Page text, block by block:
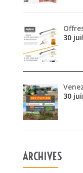
30
ARCHIVES
août 2026
juillet 2026
mai 2026